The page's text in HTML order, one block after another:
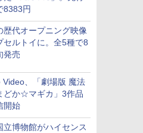
8383円
歴代オープニング映像
セルトイに。全5種で8
発売
Video、「劇場版 魔法
どか☆マギカ」3作品
開始
立博物館がハイセンス